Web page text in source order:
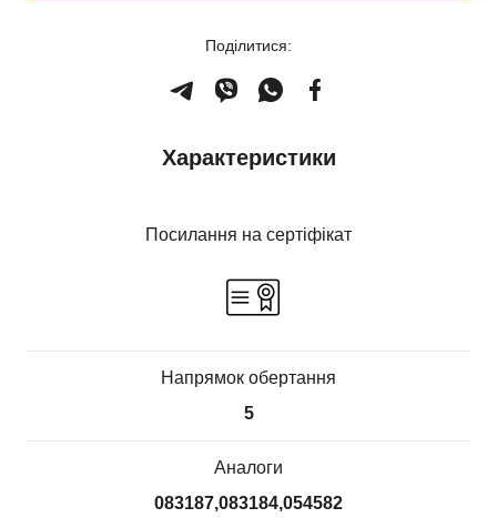
Поділитися:
Характеристики
Посилання на сертіфікат
Напрямок обертання
5
Аналоги
083187,083184,054582